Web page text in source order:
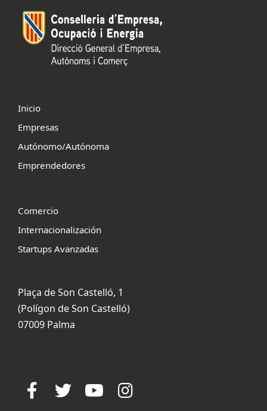
Inicio
Empresas
Autónomo/Autónoma
Emprendedores
Comercio
Internacionalización
Startups Avanzadas
Plaça de Son Castelló, 1
(Polígon de Son Castelló)
07009 Palma